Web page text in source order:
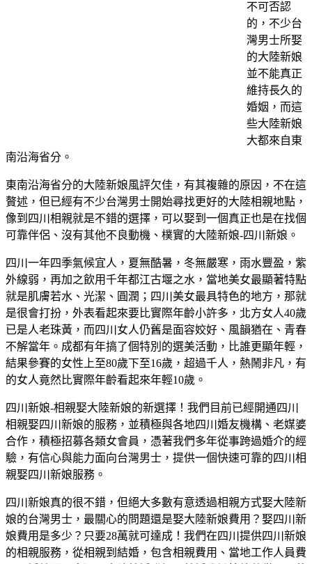
不可否認
的，不少台
灣男士所娶
的大陸新娘
並不能真正
維持長久的
婚姻，而這
些大陸新娘
大都來自東
南沿海省分。
東南沿海省分的大陸新娘風評欠佳，有其複雜的原因，不在這
贅述，但已經有不少台灣男士開始尋找更好的大陸相親地點，
像到四川相親就是不錯的選擇，可以娶到一個真正也是在找個
可靠伴侶、沒有其他不良動機、樸實的大陸新娘-四川新娘。
四川一年四季氣候宜人，夏無酷暑，冬無嚴寒，雨水豐盈，紫
外線弱，再加之飲用千年都江古堰之水，當地美女最顯著特點
就是肌膚若水、光潔、圓潤；四川美女最具特色的地方，那就
是很會打扮，外表看起來要比實際年齡小許多，北方女人40歲
已是人老珠黃，而四川女人仍舊是面容姣好、風韻猶在、青春
不解當年。成都有年搞了個特別的選美活動，比誰更顯年輕，
結果參賽的女性上至80歲下至16歲，超過千人，熱鬧非凡，有
的女人竟然比實際年齡看起來年輕10歲。
四川新娘-相親娶大陸新娘的新選擇！我們目前已經開通四川
相親娶四川新娘的服務，並積極與各地四川婚友機構、老媒婆
合作，積極招募各類女會員，憑著我們多年從事跨過婚介的經
驗，有信心與能力面向台灣男士，提供一個快速可靠的四川相
親娶四川新娘服務。
四川新娘真的很不錯，但絕大多數有意透過相親方式娶大陸新
娘的台灣男士，最關心的問題還是娶大陸新娘費用？娶四川新
娘費用是多少？只要28萬就可達成！我們在四川提供四川新娘
的相親服務，從相親到結婚，包含相親費用、當地工作人員費